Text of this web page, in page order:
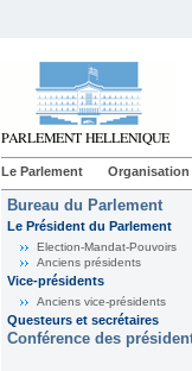
Le Parlement
Bureau du Parlement
Le Président du Parlement
Election-Mandat-Pouvoirs
Anciens présidents
Vice-présidents
Anciens vice-présidents
Questeurs et secrétaires
Conférence des